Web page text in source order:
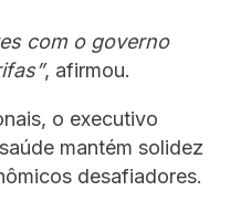
com o governo
, afirmou.
o executivo
mantém solidez
desafiadores.